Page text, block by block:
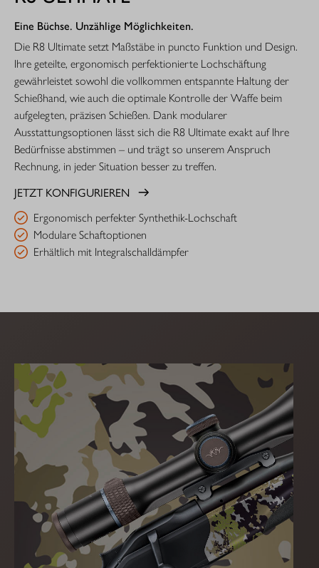
Eine Büchse. Unzählige Möglichkeiten.
Die R8 Ultimate setzt Maßstäbe in puncto Funktion und Design.
Ihre geteilte, ergonomisch perfektionierte Lochschäftung
gewährleistet sowohl die vollkommen entspannte Haltung der
Schießhand, wie auch die optimale Kontrolle der Waffe beim
aufgelegten, präzisen Schießen. Dank modularer
Ausstattungsoptionen lässt sich die R8 Ultimate exakt auf Ihre
Bedürfnisse abstimmen – und trägt so unserem Anspruch
Rechnung, in jeder Situation besser zu treffen.
JETZT KONFIGURIEREN
Ergonomisch perfekter Synthethik-Lochschaft
Modulare Schaftoptionen
Erhältlich mit Integralschalldämpfer